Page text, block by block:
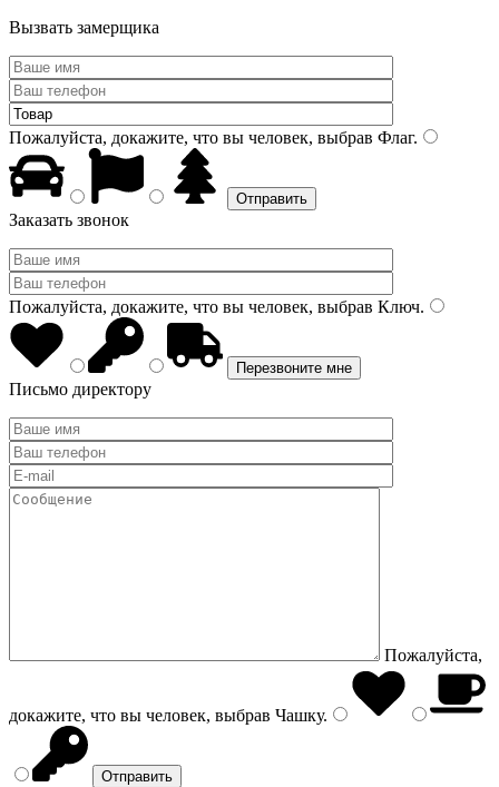
Вызвать замерщика
Пожалуйста, докажите, что вы человек, выбрав Флаг.
Заказать звонок
Пожалуйста, докажите, что вы человек, выбрав Ключ.
Письмо директору
Пожалуйста,
докажите, что вы человек, выбрав Чашку.